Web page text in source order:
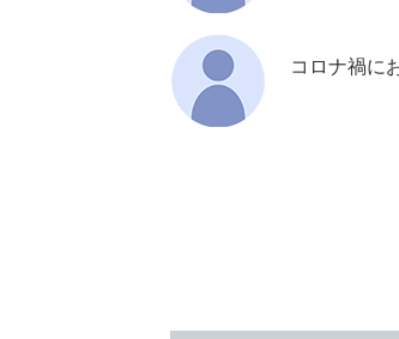
コロナ禍に